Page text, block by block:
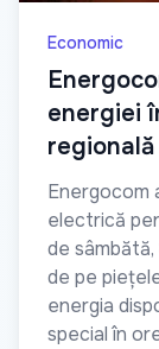
Economic
energiei
Energocom
electrică
de
de pe
energia
special în